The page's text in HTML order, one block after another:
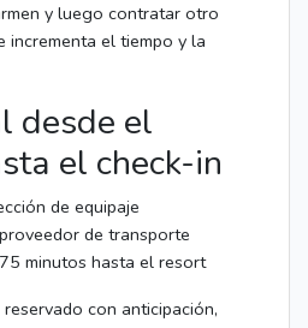
y luego contratar otro
el tiempo y la
desde el
el check-in
de equipaje
de transporte
minutos hasta el resort
con anticipación,